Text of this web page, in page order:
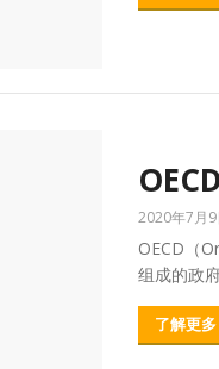
2020年7月9
OECD（
组成的政
了解更多